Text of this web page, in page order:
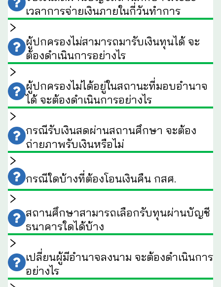
เวลาการจ่ายเงินภายในกี่วันทำการ
ผู้ปกครองไม่สามารถมารับเงินทุนได้ จะ
ต้องดำเนินการอย่างไร
ผู้ปกครองไม่ได้อยู่ในสถานะที่มอบอำนาจ
ได้ จะต้องดำเนินการอย่างไร
กรณีรับเงินสดผ่านสถานศึกษา จะต้อง
ถ่ายภาพรับเงินหรือไม่
กรณีใดบ้างที่ต้องโอนเงินคืน กสศ.
สถานศึกษาสามารถเลือกรับทุนผ่านบัญชี
ธนาคารใดได้บ้าง
เปลี่ยนผู้มีอำนาจลงนาม จะต้องดำเนินการ
อย่างไร